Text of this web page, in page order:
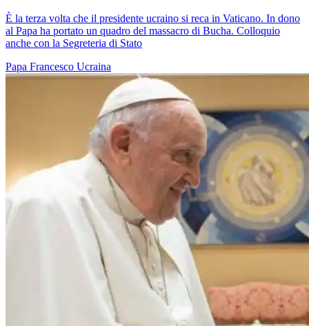
È la terza volta che il presidente ucraino si reca in Vaticano. In dono
al Papa ha portato un quadro del massacro di Bucha. Colloquio
anche con la Segreteria di Stato
Papa Francesco Ucraina